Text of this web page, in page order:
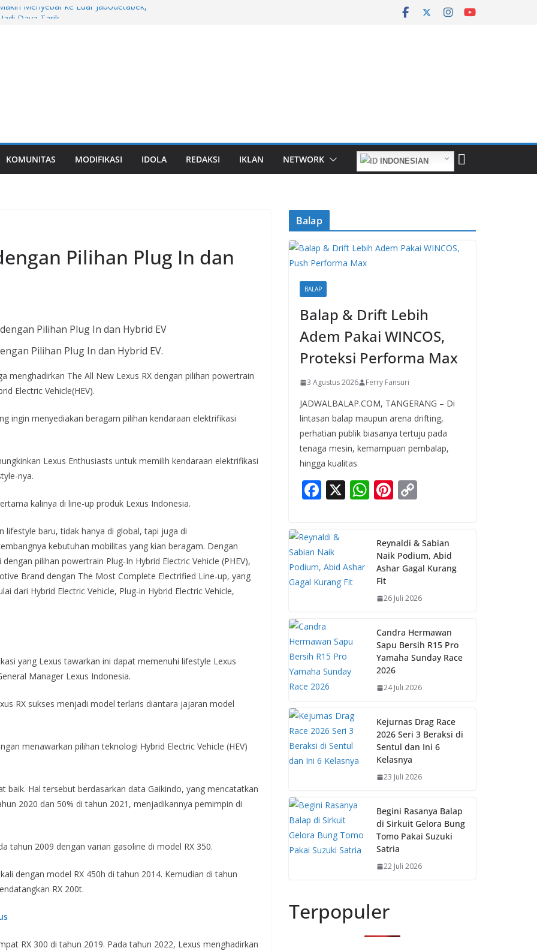
Menyebar ke Luar Jabodetabek,
Hadir di GIIAS 2026, Rasa Premium
KOMUNITAS MODIFIKASI IDOLA REDAKSI IKLAN NETWORK INDONESIAN
Pilihan Plug In dan
Pilihan Plug In dan Hybrid EV.
menghadirkan The All New Lexus RX dengan pilihan powertrain
Electric Vehicle(HEV).
ingin menyediakan beragam pilihan kendaraan elektrifikasi
Lexus Enthusiasts untuk memilih kendaraan elektrifikasi
nya.
kalinya di line-up produk Lexus Indonesia.
lifestyle baru, tidak hanya di global, tapi juga di
kebutuhan mobilitas yang kian beragam. Dengan
pilihan powertrain Plug-In Hybrid Electric Vehicle (PHEV),
Brand dengan The Most Complete Electrified Line-up, yang
dari Hybrid Electric Vehicle, Plug-in Hybrid Electric Vehicle,
yang Lexus tawarkan ini dapat memenuhi lifestyle Lexus
Manager Lexus Indonesia.
RX sukses menjadi model terlaris diantara jajaran model
menawarkan pilihan teknologi Hybrid Electric Vehicle (HEV)
baik. Hal tersebut berdasarkan data Gaikindo, yang mencatatkan
2020 dan 50% di tahun 2021, menjadikannya pemimpin di
tahun 2009 dengan varian gasoline di model RX 350.
dengan model RX 450h di tahun 2014. Kemudian di tahun
RX 200t.
RX 300 di tahun 2019. Pada tahun 2022, Lexus menghadirkan
Balap
BALAP
Balap & Drift Lebih
Adem Pakai WINCOS,
Proteksi Performa Max
3 Agustus 2026 Ferry Fansuri
JADWALBALAP.COM, TANGERANG – Di
lintasan balap maupun arena drifting,
perhatian publik biasanya tertuju pada
tenaga mesin, kemampuan pembalap,
hingga kualitas
F
e
b
o
o
X W
s
A
p
p
Pi
e
st
y
Li
k
Reynaldi & Sabian
Naik Podium, Abid
Ashar Gagal Kurang
Fit
26 Juli 2026
Candra Hermawan
Sapu Bersih R15 Pro
Yamaha Sunday Race
2026
24 Juli 2026
Kejurnas Drag Race
2026 Seri 3 Beraksi di
Sentul dan Ini 6
Kelasnya
23 Juli 2026
Begini Rasanya Balap
di Sirkuit Gelora Bung
Tomo Pakai Suzuki
Satria
22 Juli 2026
Terpopuler